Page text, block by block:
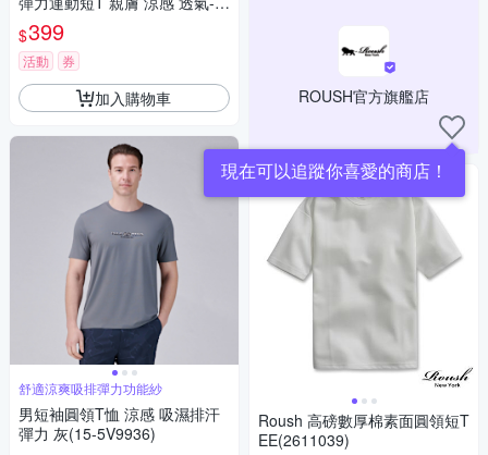
二色
$399
活動 券
加入購物車
舒適涼爽吸排彈力功能紗
男短袖圓領T恤 涼感 吸濕排汗
彈力 灰(15-5V9936)
ROUSH官方旗艦店
現在可以追蹤你喜愛的商店！
Roush 高磅數厚棉素面圓領短T
EE(2611039)